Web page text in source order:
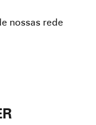
nossas rede